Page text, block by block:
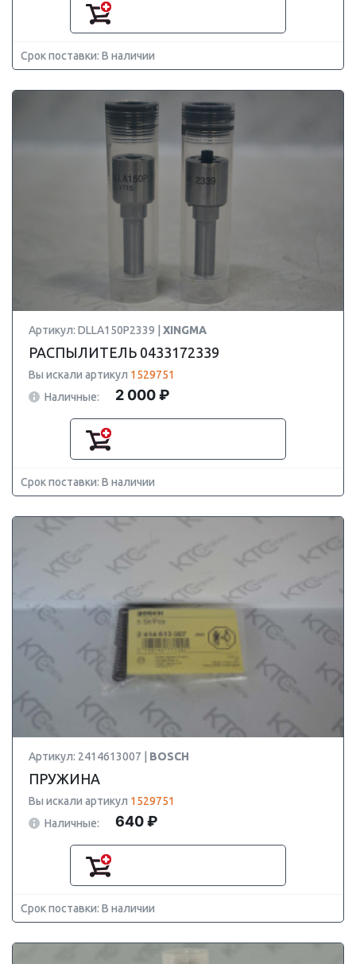
Срок поставки: В наличии
Артикул: DLLA150P2339 | XINGMA
РАСПЫЛИТЕЛЬ 0433172339
Вы искали артикул 1529751
Наличные:
2 000 ₽
Срок поставки: В наличии
Артикул: 2414613007 | BOSCH
ПРУЖИНА
Вы искали артикул 1529751
Наличные:
640 ₽
Срок поставки: В наличии